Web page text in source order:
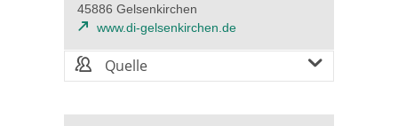
45886 Gelsenkirchen
www.di-gelsenkirchen.de
Quelle